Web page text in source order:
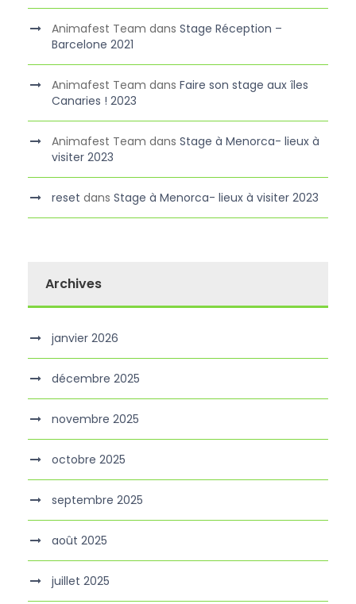
Animafest Team dans Stage Réception –
Barcelone 2021
Animafest Team dans Faire son stage aux îles
Canaries ! 2023
Animafest Team dans Stage à Menorca- lieux à
visiter 2023
reset dans Stage à Menorca- lieux à visiter 2023
Archives
janvier 2026
décembre 2025
novembre 2025
octobre 2025
septembre 2025
août 2025
juillet 2025